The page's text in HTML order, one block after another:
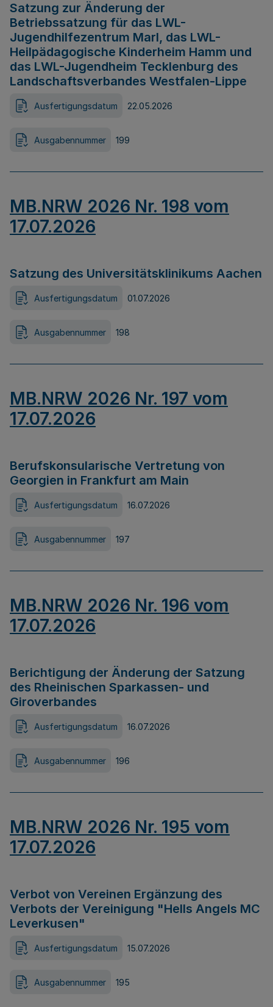
Satzung zur Änderung der
Betriebssatzung für das LWL-
Jugendhilfezentrum Marl, das LWL-
Heilpädagogische Kinderheim Hamm und
das LWL-Jugendheim Tecklenburg des
Landschaftsverbandes Westfalen-Lippe
Ausfertigungsdatum 22.05.2026
Ausgabennummer 199
MB.NRW 2026 Nr. 198 vom
17.07.2026
Satzung des Universitätsklinikums Aachen
Ausfertigungsdatum 01.07.2026
Ausgabennummer 198
MB.NRW 2026 Nr. 197 vom
17.07.2026
Berufskonsularische Vertretung von
Georgien in Frankfurt am Main
Ausfertigungsdatum 16.07.2026
Ausgabennummer 197
MB.NRW 2026 Nr. 196 vom
17.07.2026
Berichtigung der Änderung der Satzung
des Rheinischen Sparkassen- und
Giroverbandes
Ausfertigungsdatum 16.07.2026
Ausgabennummer 196
MB.NRW 2026 Nr. 195 vom
17.07.2026
Verbot von Vereinen Ergänzung des
Verbots der Vereinigung "Hells Angels MC
Leverkusen"
Ausfertigungsdatum 15.07.2026
Ausgabennummer 195